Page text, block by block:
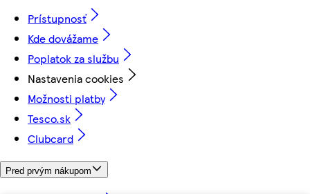
Prístupnosť
Kde dovážame
Poplatok za službu
Nastavenia cookies
Možnosti platby
Tesco.sk
Clubcard
Pred prvým nákupom